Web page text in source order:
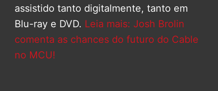
assistido tanto digitalmente, tanto em
Blu-ray e DVD. Leia mais: Josh Brolin
comenta as chances do futuro do Cable
no MCU!